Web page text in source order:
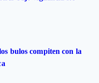
bulos compiten con la